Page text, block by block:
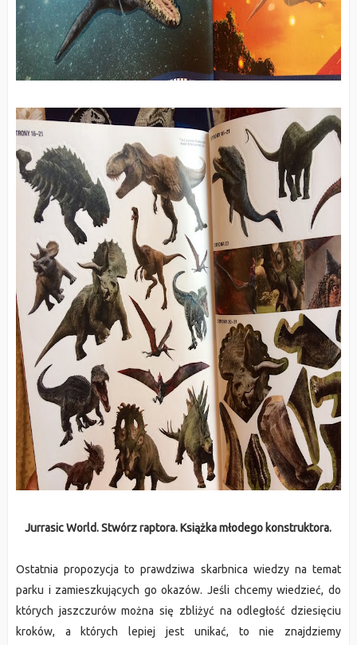
Jurrasic World. Stwórz raptora. Książka młodego konstruktora.
Ostatnia propozycja to prawdziwa skarbnica wiedzy na temat
parku i zamieszkujących go okazów. Jeśli chcemy wiedzieć, do
których jaszczurów można się zbliżyć na odległość dziesięciu
kroków, a których lepiej jest unikać, to nie znajdziemy